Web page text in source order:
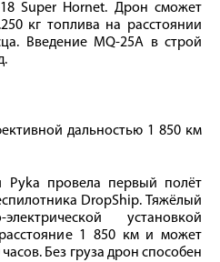
Super Hornet. Дрон сможет
кг топлива на расстоянии
Введение MQ-25А в строй
дальностью 1 850 км
Pyka провела первый полёт
DropShip. Тяжёлый
установкой
1 850 км и может
Без груза дрон способен